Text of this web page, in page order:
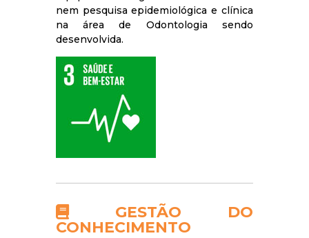
nem pesquisa epidemiológica e clínica
na área de Odontologia sendo
desenvolvida.
GESTÃO DO
CONHECIMENTO